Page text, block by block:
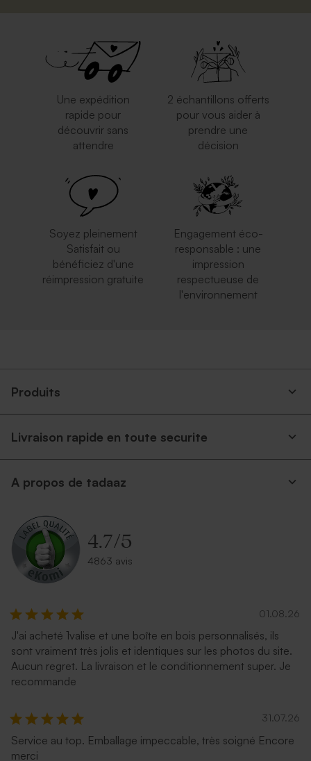
Une expédition
rapide pour
découvrir sans
attendre
2 échantillons offerts
pour vous aider à
prendre une
décision
Soyez pleinement
Satisfait ou
bénéficiez d'une
réimpression gratuite
Engagement éco-
responsable : une
impression
respectueuse de
l'environnement
Produits
Livraison rapide en toute securite
A propos de tadaaz
4.7/5
4863 avis
01.08.26
J'ai acheté 1valise et une boîte en bois personnalisés, ils
sont vraiment très jolis et identiques sur les photos du site.
Aucun regret. La livraison et le conditionnement super. Je
recommande
31.07.26
Service au top. Emballage impeccable, très soigné Encore
merci